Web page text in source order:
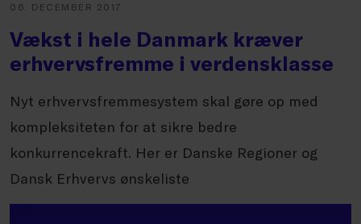
06. DECEMBER 2017
Vækst i hele Danmark kræver
erhvervsfremme i verdensklasse
Nyt erhvervsfremmesystem skal gøre op med
kompleksiteten for at sikre bedre
konkurrencekraft. Her er Danske Regioner og
Dansk Erhvervs ønskeliste